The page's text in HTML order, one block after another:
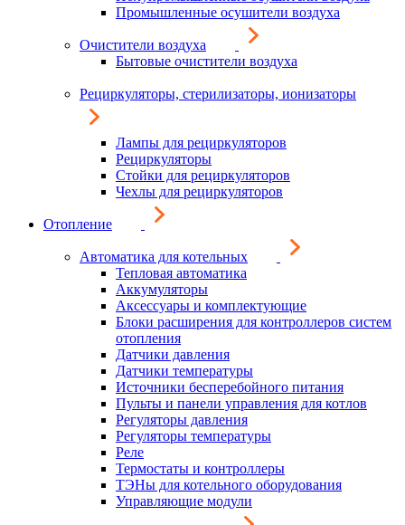
Промышленные осушители воздуха
Очистители воздуха
Бытовые очистители воздуха
Рециркуляторы, стерилизаторы, ионизаторы
Лампы для рециркуляторов
Рециркуляторы
Стойки для рециркуляторов
Чехлы для рециркуляторов
Отопление
Автоматика для котельных
Тепловая автоматика
Аккумуляторы
Аксессуары и комплектующие
Блоки расширения для контроллеров систем
отопления
Датчики давления
Датчики температуры
Источники бесперебойного питания
Пульты и панели управления для котлов
Регуляторы давления
Регуляторы температуры
Реле
Термостаты и контроллеры
ТЭНы для котельного оборудования
Управляющие модули